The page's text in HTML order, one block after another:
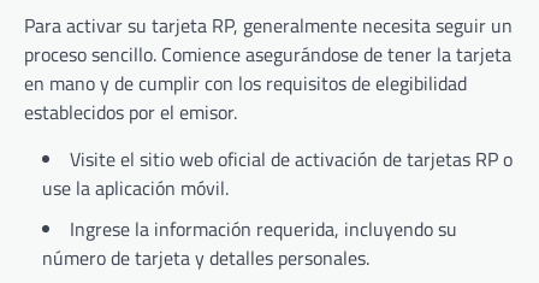
Para activar su tarjeta RP, generalmente necesita seguir un
proceso sencillo. Comience asegurándose de tener la tarjeta
en mano y de cumplir con los requisitos de elegibilidad
establecidos por el emisor.
Visite el sitio web oficial de activación de tarjetas RP o
use la aplicación móvil.
Ingrese la información requerida, incluyendo su
número de tarjeta y detalles personales.